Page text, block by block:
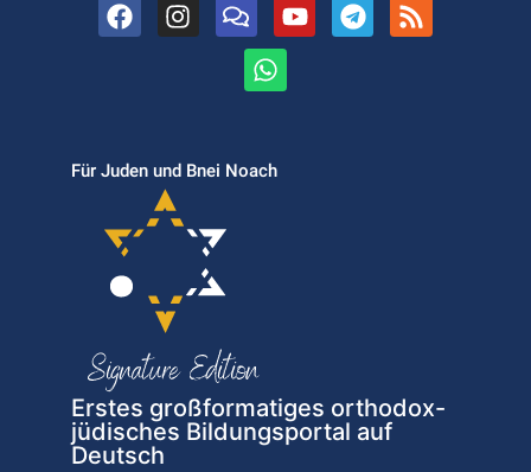
Für Juden und Bnei Noach
Erstes großformatiges orthodox-
jüdisches Bildungsportal auf
Deutsch